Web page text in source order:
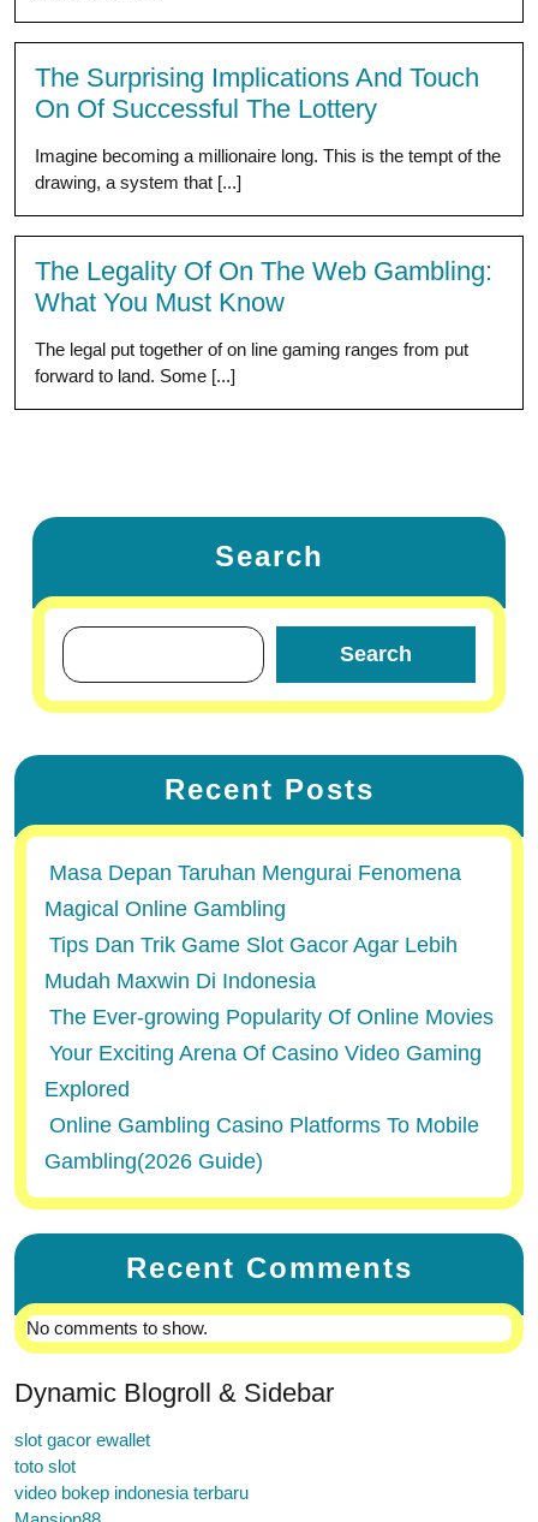
The Surprising Implications And Touch
On Of Successful The Lottery
Imagine becoming a millionaire long. This is the tempt of the
drawing, a system that [...]
The Legality Of On The Web Gambling:
What You Must Know
The legal put together of on line gaming ranges from put
forward to land. Some [...]
Search
Search
Recent Posts
Masa Depan Taruhan Mengurai Fenomena
Magical Online Gambling
Tips Dan Trik Game Slot Gacor Agar Lebih
Mudah Maxwin Di Indonesia
The Ever-growing Popularity Of Online Movies
Your Exciting Arena Of Casino Video Gaming
Explored
Online Gambling Casino Platforms To Mobile
Gambling(2026 Guide)
Recent Comments
No comments to show.
Dynamic Blogroll & Sidebar
slot gacor ewallet
toto slot
video bokep indonesia terbaru